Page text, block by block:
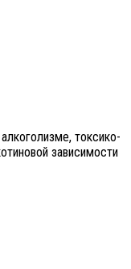
токсико-
зависимости